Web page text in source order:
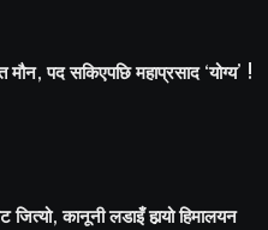
मौन, पद सकिएपछि महाप्रसाद ‘योग्य’ !
जित्यो, कानूनी लडाइँ हार्‍यो हिमालयन